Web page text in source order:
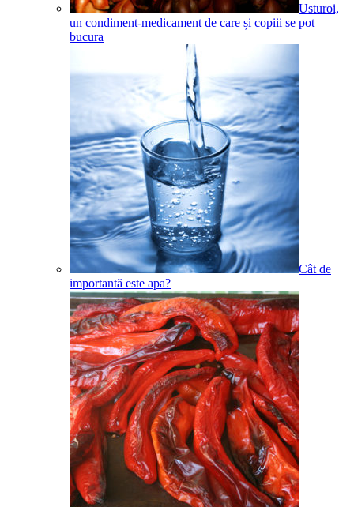
Usturoi,
un condiment-medicament de care și copiii se pot
bucura
Cât de
importantă este apa?